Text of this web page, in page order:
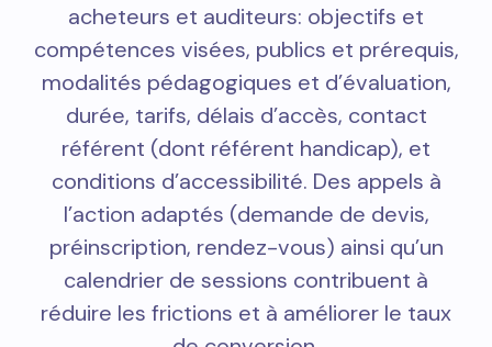
acheteurs et auditeurs: objectifs et
compétences visées, publics et prérequis,
modalités pédagogiques et d’évaluation,
durée, tarifs, délais d’accès, contact
référent (dont référent handicap), et
conditions d’accessibilité. Des appels à
l’action adaptés (demande de devis,
préinscription, rendez-vous) ainsi qu’un
calendrier de sessions contribuent à
réduire les frictions et à améliorer le taux